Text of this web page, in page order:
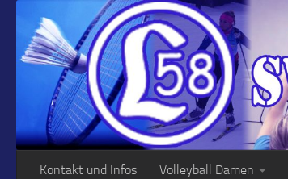
Zum Inhalt springen
Kontakt und Infos Volleyball Damen